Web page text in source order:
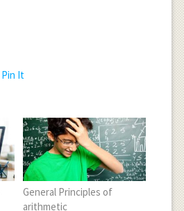
Pin It
General Principles of
arithmetic